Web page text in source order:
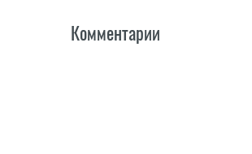
Комментарии